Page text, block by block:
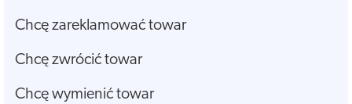
Chcę zareklamować towar
Chcę zwrócić towar
Chcę wymienić towar